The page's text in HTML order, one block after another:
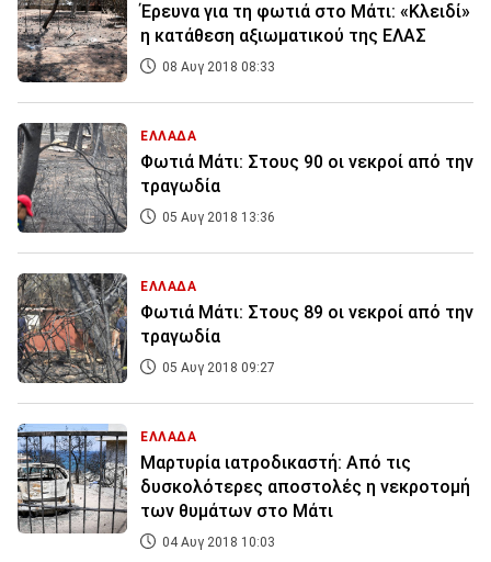
Έρευνα για τη φωτιά στο Μάτι: «Κλειδί»
η κατάθεση αξιωματικού της ΕΛΑΣ
08 Αυγ 2018 08:33
ΕΛΛΑΔΑ
Φωτιά Μάτι: Στους 90 οι νεκροί από την
τραγωδία
05 Αυγ 2018 13:36
ΕΛΛΑΔΑ
Φωτιά Μάτι: Στους 89 οι νεκροί από την
τραγωδία
05 Αυγ 2018 09:27
ΕΛΛΑΔΑ
Μαρτυρία ιατροδικαστή: Από τις
δυσκολότερες αποστολές η νεκροτομή
των θυμάτων στο Μάτι
04 Αυγ 2018 10:03